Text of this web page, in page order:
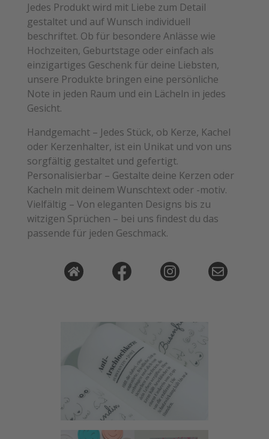
Jedes Produkt wird mit Liebe zum Detail
gestaltet und auf Wunsch individuell
beschriftet. Ob für besondere Anlässe wie
Hochzeiten, Geburtstage oder einfach als
einzigartiges Geschenk für deine Liebsten,
unsere Produkte bringen eine persönliche
Note in jeden Raum und ein Lächeln in jedes
Gesicht.
Handgemacht – Jedes Stück, ob Kerze, Kachel
oder Kerzenhalter, ist ein Unikat und von uns
sorgfältig gestaltet und gefertigt.
Personalisierbar – Gestalte deine Kerzen oder
Kacheln mit deinem Wunschtext oder -motiv.
Vielfältig – Von eleganten Designs bis zu
witzigen Sprüchen – bei uns findest du das
passende für jeden Geschmack.